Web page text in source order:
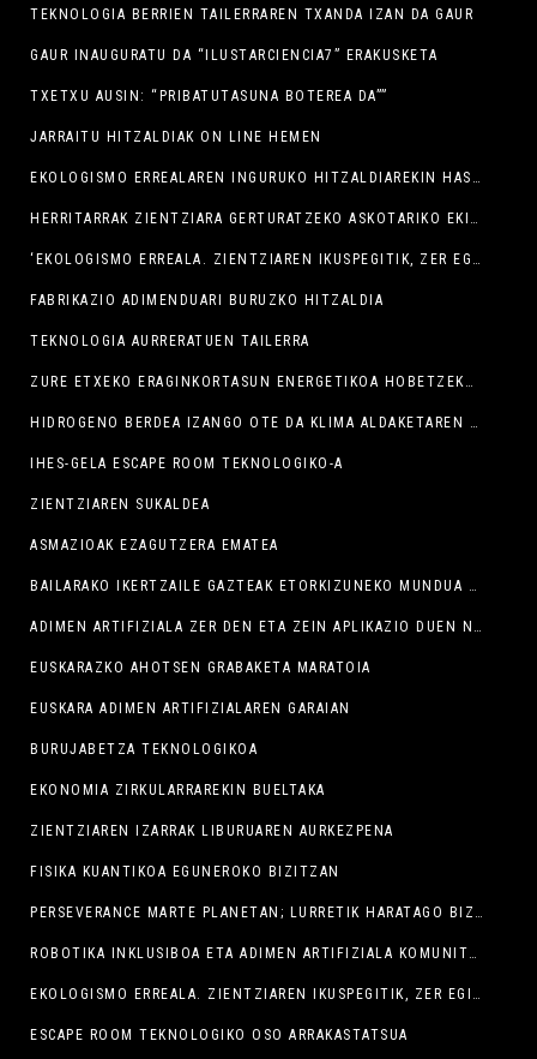
TEKNOLOGIA BERRIEN TAILERRAREN TXANDA IZAN DA GAUR
GAUR INAUGURATU DA “ILUSTARCIENCIA7” ERAKUSKETA
TXETXU AUSIN: “PRIBATUTASUNA BOTEREA DA””
JARRAITU HITZALDIAK ON LINE HEMEN
EKOLOGISMO ERREALAREN INGURUKO HITZALDIAREKIN HASI DIRA AURTENGO ZTB JARDUNALDIAK
HERRITARRAK ZIENTZIARA GERTURATZEKO ASKOTARIKO EKIMENAK EGINGO DIRA ZTB JARDUNALDIETAN
‘EKOLOGISMO ERREALA. ZIENTZIAREN IKUSPEGITIK, ZER EGIN DEZAKEZU PLANETA BABESTEKO’ HITZALDIA
FABRIKAZIO ADIMENDUARI BURUZKO HITZALDIA
TEKNOLOGIA AURRERATUEN TAILERRA
ZURE ETXEKO ERAGINKORTASUN ENERGETIKOA HOBETZEKO TAILERRA
HIDROGENO BERDEA IZANGO OTE DA KLIMA ALDAKETAREN KONPONBIDEA?
IHES-GELA ESCAPE ROOM TEKNOLOGIKO-A
ZIENTZIAREN SUKALDEA
ASMAZIOAK EZAGUTZERA EMATEA
BAILARAKO IKERTZAILE GAZTEAK ETORKIZUNEKO MUNDUA MOLDATZEN
ADIMEN ARTIFIZIALA ZER DEN ETA ZEIN APLIKAZIO DUEN NEGOZIO-ESTRATEGIAN
EUSKARAZKO AHOTSEN GRABAKETA MARATOIA
EUSKARA ADIMEN ARTIFIZIALAREN GARAIAN
BURUJABETZA TEKNOLOGIKOA
EKONOMIA ZIRKULARRAREKIN BUELTAKA
ZIENTZIAREN IZARRAK LIBURUAREN AURKEZPENA
FISIKA KUANTIKOA EGUNEROKO BIZITZAN
PERSEVERANCE MARTE PLANETAN; LURRETIK HARATAGO BIZITZAREN BILA
ROBOTIKA INKLUSIBOA ETA ADIMEN ARTIFIZIALA KOMUNITATE OSOAREN ONERAKO: ERRONKA ETIKOA
EKOLOGISMO ERREALA. ZIENTZIAREN IKUSPEGITIK, ZER EGIN DEZAKEZU PLANETA BABESTEKO.
ESCAPE ROOM TEKNOLOGIKO OSO ARRAKASTATSUA